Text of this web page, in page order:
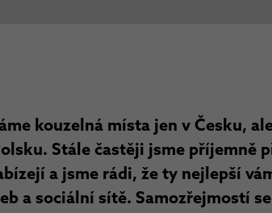
kouzelná místa jen v Česku,
Stále častěji jsme příjemně
a jsme rádi, že ty nejlepší
a sociální sítě. Samozřejmostí